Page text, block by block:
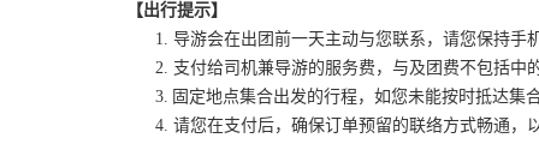
【出行提示】
1. 导游会在出团前一天主动与您联系，请您保持
2. 支付给司机兼导游的服务费，与及团费不包括中
3. 固定地点集合出发的行程，如您未能按时抵达集
4. 请您在支付后，确保订单预留的联络方式畅通